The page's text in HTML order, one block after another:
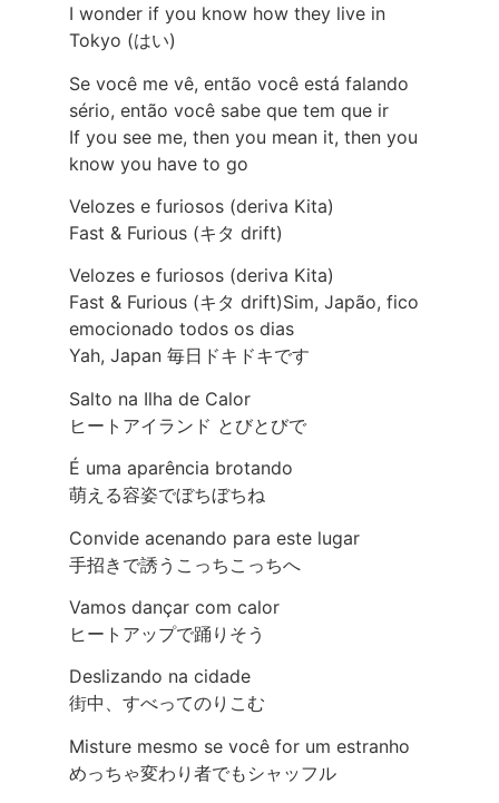
I wonder if you know how they live in
Tokyo (はい)
Se você me vê, então você está falando
sério, então você sabe que tem que ir
If you see me, then you mean it, then you
know you have to go
Velozes e furiosos (deriva Kita)
Fast & Furious (キタ drift)
Velozes e furiosos (deriva Kita)
Fast & Furious (キタ drift)Sim, Japão, fico
emocionado todos os dias
Yah, Japan 毎日ドキドキです
Salto na Ilha de Calor
ヒートアイランド とびとびで
É uma aparência brotando
萌える容姿でぼちぼちね
Convide acenando para este lugar
手招きで誘うこっちこっちへ
Vamos dançar com calor
ヒートアップで踊りそう
Deslizando na cidade
街中、すべってのりこむ
Misture mesmo se você for um estranho
めっちゃ変わり者でもシャッフル